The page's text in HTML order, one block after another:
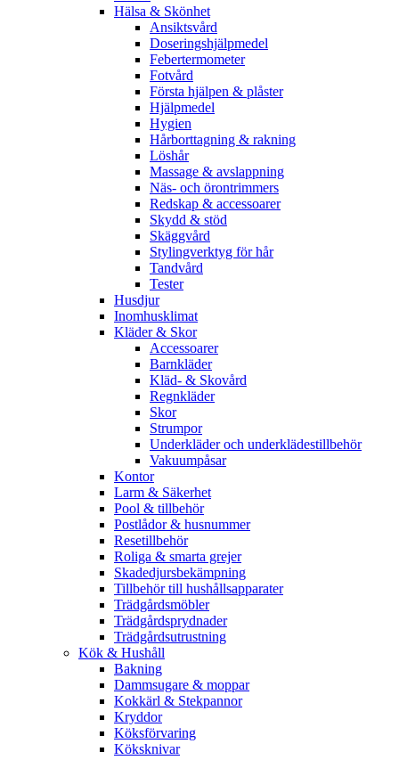
Hälsa & Skönhet
Ansiktsvård
Doseringshjälpmedel
Febertermometer
Fotvård
Första hjälpen & plåster
Hjälpmedel
Hygien
Hårborttagning & rakning
Löshår
Massage & avslappning
Näs- och örontrimmers
Redskap & accessoarer
Skydd & stöd
Skäggvård
Stylingverktyg för hår
Tandvård
Tester
Husdjur
Inomhusklimat
Kläder & Skor
Accessoarer
Barnkläder
Kläd- & Skovård
Regnkläder
Skor
Strumpor
Underkläder och underklädestillbehör
Vakuumpåsar
Kontor
Larm & Säkerhet
Pool & tillbehör
Postlådor & husnummer
Resetillbehör
Roliga & smarta grejer
Skadedjursbekämpning
Tillbehör till hushållsapparater
Trädgårdsmöbler
Trädgårdsprydnader
Trädgårdsutrustning
Kök & Hushåll
Bakning
Dammsugare & moppar
Kokkärl & Stekpannor
Kryddor
Köksförvaring
Köksknivar